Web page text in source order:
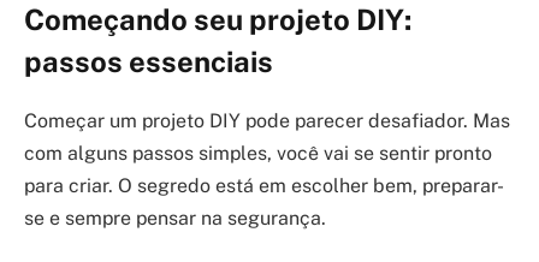
Começando seu projeto DIY:
passos essenciais
Começar um projeto DIY pode parecer desafiador. Mas
com alguns passos simples, você vai se sentir pronto
para criar. O segredo está em escolher bem, preparar-
se e sempre pensar na segurança.